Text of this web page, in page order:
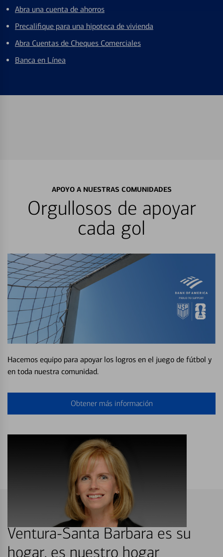
Abra una cuenta de ahorros
Precalifique para una hipoteca de vivienda
Abra Cuentas de Cheques Comerciales
Banca en Línea
APOYO A NUESTRAS COMUNIDADES
Orgullosos de apoyar
cada gol
Hacemos equipo para apoyar los logros en el juego de fútbol y
en toda nuestra comunidad.
Obtener más información
Ventura-Santa Barbara es su
hogar, es nuestro hogar